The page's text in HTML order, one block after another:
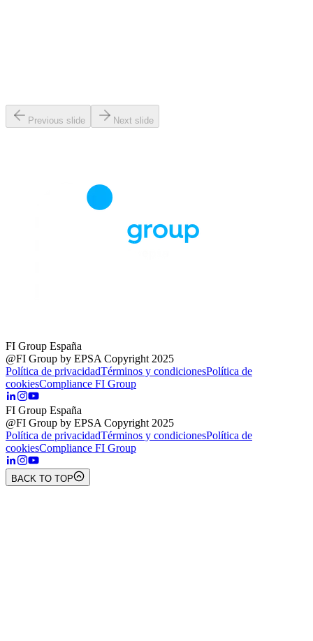
Previous slide Next slide
FI Group España
@FI Group by EPSA Copyright 2025
Política de privacidadTérminos y condicionesPolítica de
cookiesCompliance FI Group
FI Group España
@FI Group by EPSA Copyright 2025
Política de privacidadTérminos y condicionesPolítica de
cookiesCompliance FI Group
BACK TO TOP